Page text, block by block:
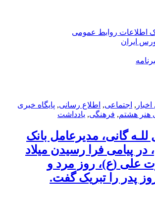
اطلاعات روابط عمومی
ایران
, اجتماعی, اطلاع رسانی, پایگاه خبری
هنر هشتم, فرهنگی, یادداشت
گانی، مدیرعامل بانک
در پیامی فرا رسیدن میلاد
علی (ع)، روز مرد و
پدر را تبریک گفت.